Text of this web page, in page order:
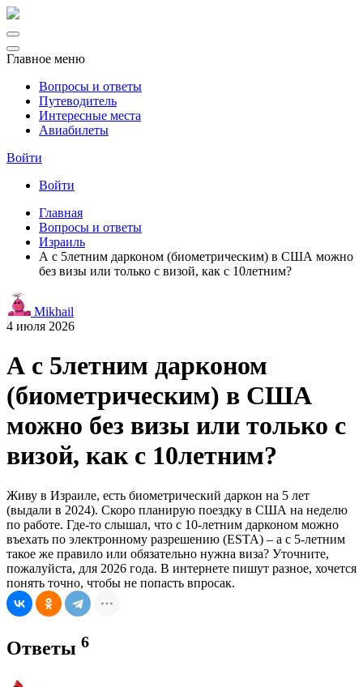
Главное меню
Вопросы и ответы
Путеводитель
Интересные места
Авиабилеты
Войти
Войти
Главная
Вопросы и ответы
Израиль
А с 5летним дарконом (биометрическим) в США можно
без визы или только с визой, как с 10летним?
Mikhail
4 июля 2026
А с 5летним дарконом
(биометрическим) в США
можно без визы или только с
визой, как с 10летним?
Живу в Израиле, есть биометрический даркон на 5 лет
(выдали в 2024). Скоро планирую поездку в США на неделю
по работе. Где-то слышал, что с 10-летним дарконом можно
въехать по электронному разрешению (ESTA) – а с 5-летним
такое же правило или обязательно нужна виза? Уточните,
пожалуйста, для 2026 года. В интернете пишут разное, хочется
понять точно, чтобы не попасть впросак.
Ответы 6